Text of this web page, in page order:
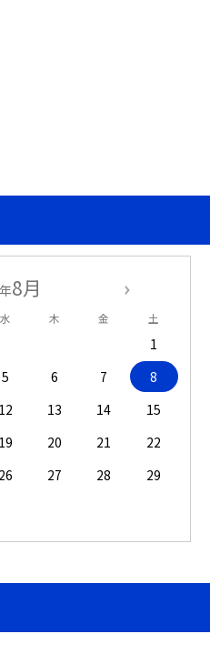
8月
水 木 金 土
1
5 6 7
8
12 13 14
15
19 20 21
22
26 27 28
29